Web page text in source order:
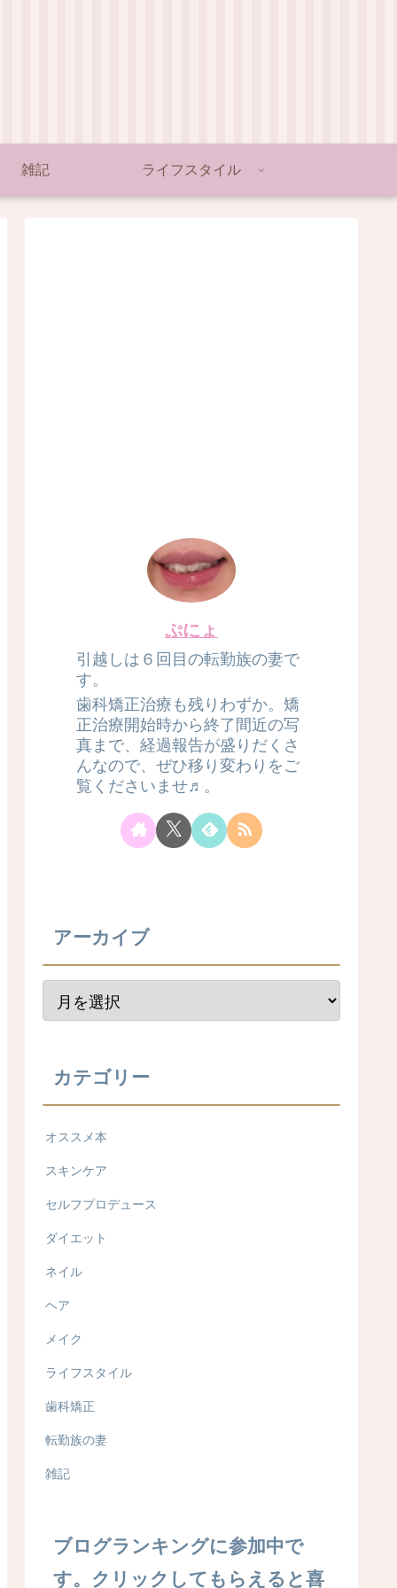
雑記 ライフスタイル
ぷにょ
引越しは６回目の転勤族の妻で
す。
歯科矯正治療も残りわずか。矯
正治療開始時から終了間近の写
真まで、経過報告が盛りだくさ
んなので、ぜひ移り変わりをご
覧くださいませ♬。
アーカイブ
カテゴリー
オススメ本
スキンケア
セルフプロデュース
ダイエット
ネイル
ヘア
メイク
ライフスタイル
歯科矯正
転勤族の妻
雑記
ブログランキングに参加中で
す。クリックしてもらえると喜